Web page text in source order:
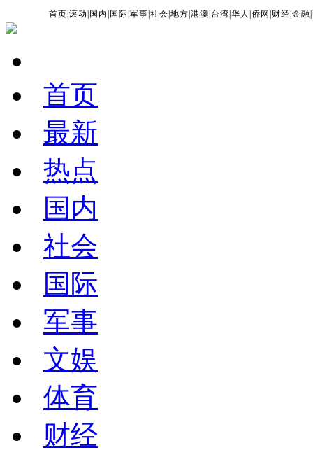
首页 |滚动 国内 国际 |军事 |社会 |地方 |港澳 台湾 |华人 |侨网 财经 |金融 |
首页
最新
热点
国内
社会
国际
军事
文娱
体育
财经